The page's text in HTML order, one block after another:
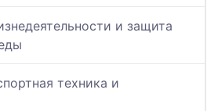
и защита
техника и